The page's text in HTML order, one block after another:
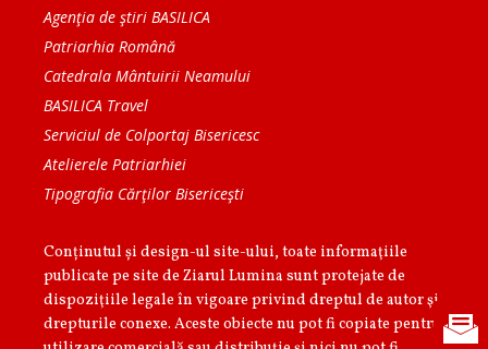
Agenţia de ştiri BASILICA
Patriarhia Română
Catedrala Mântuirii Neamului
BASILICA Travel
Serviciul de Colportaj Bisericesc
Atelierele Patriarhiei
Tipografia Cărţilor Bisericeşti
Conținutul și design-ul site-ului, toate informaţiile
publicate pe site de Ziarul Lumina sunt protejate de
dispoziţiile legale în vigoare privind dreptul de autor şi
drepturile conexe. Aceste obiecte nu pot fi copiate pentru